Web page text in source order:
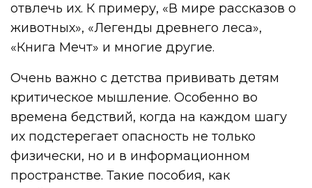
отвлечь их. К примеру, «В мире рассказов о
животных», «Легенды древнего леса»,
«Книга Мечт» и многие другие.
Очень важно с детства прививать детям
критическое мышление. Особенно во
времена бедствий, когда на каждом шагу
их подстерегает опасность не только
физически, но и в информационном
пространстве. Такие пособия, как